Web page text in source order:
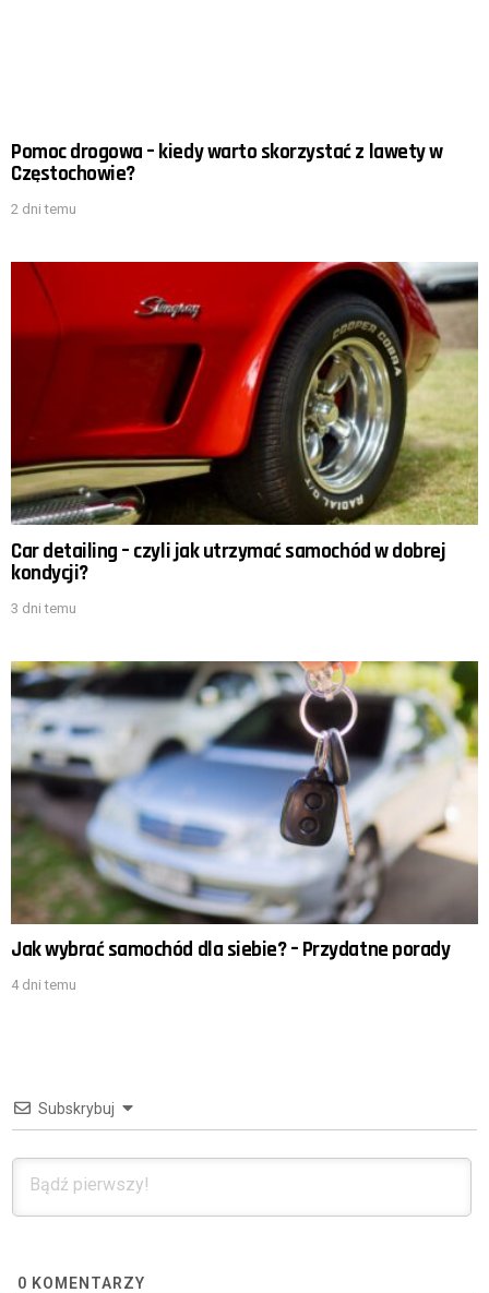
Pomoc drogowa – kiedy warto skorzystać z lawety w
Częstochowie?
2 dni temu
Car detailing – czyli jak utrzymać samochód w dobrej
kondycji?
3 dni temu
Jak wybrać samochód dla siebie? – Przydatne porady
4 dni temu
Subskrybuj
0 KOMENTARZY